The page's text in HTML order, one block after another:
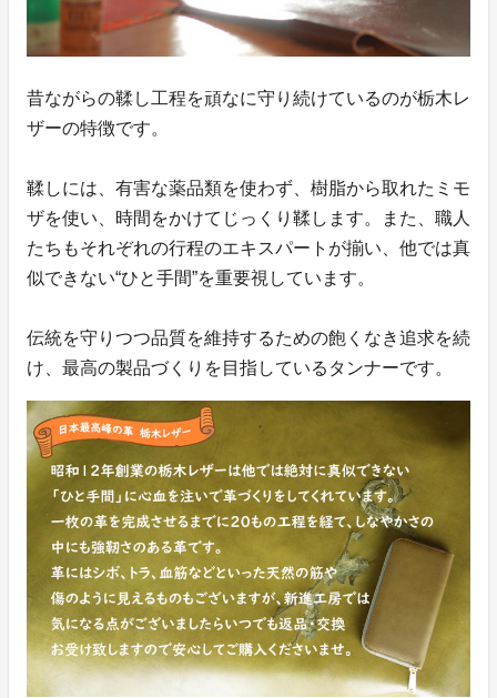
昔ながらの鞣し工程を頑なに守り続けているのが栃木レ
ザーの特徴です。
鞣しには、有害な薬品類を使わず、樹脂から取れたミモ
ザを使い、時間をかけてじっくり鞣します。また、職人
たちもそれぞれの行程のエキスパートが揃い、他では真
似できない“ひと手間”を重要視しています。
伝統を守りつつ品質を維持するための飽くなき追求を続
け、最高の製品づくりを目指しているタンナーです。